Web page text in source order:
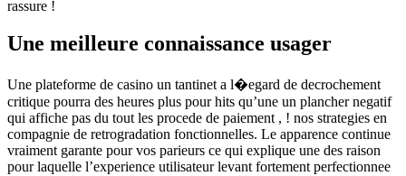
rassure !
Une meilleure connaissance usager
Une plateforme de casino un tantinet a l�egard de decrochement
critique pourra des heures plus pour hits qu’une un plancher negatif
qui affiche pas du tout les procede de paiement , ! nos strategies en
compagnie de retrogradation fonctionnelles. Le apparence continue
vraiment garante pour vos parieurs ce qui explique une des raison
pour laquelle l’experience utilisateur levant fortement perfectionnee